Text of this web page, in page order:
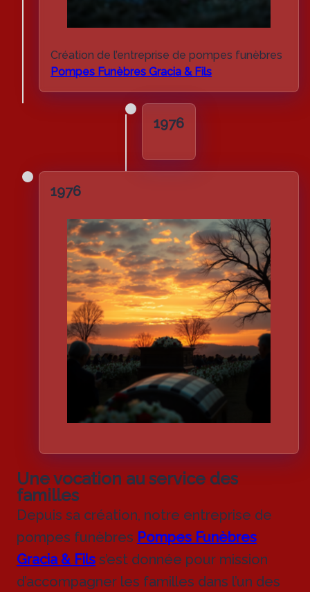
Création de l’entreprise de pompes funèbres
Pompes Funèbres Gracia & Fils
1976
1976
Une vocation au service des
familles
Depuis sa création, notre entreprise de
pompes funèbres Pompes Funèbres
Gracia & Fils s’est donnée pour mission
d’accompagner les familles dans l’un des